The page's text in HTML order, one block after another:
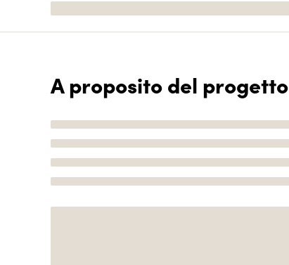
A proposito del progetto